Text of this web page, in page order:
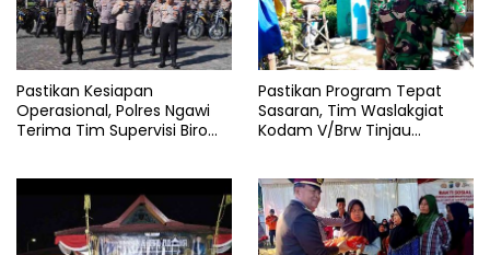
Pastikan Kesiapan
Operasional, Polres Ngawi
Terima Tim Supervisi Biro
Pastikan Program Tepat
Sasaran, Tim Waslakgiat
Kodam V/Brw Tinjau